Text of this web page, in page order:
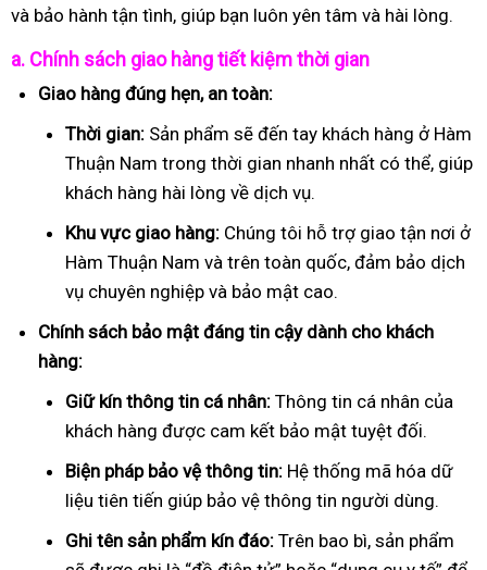
và bảo hành tận tình, giúp bạn luôn yên tâm và hài lòng.
a. Chính sách giao hàng tiết kiệm thời gian
Giao hàng đúng hẹn, an toàn:
Thời gian: Sản phẩm sẽ đến tay khách hàng ở Hàm
Thuận Nam trong thời gian nhanh nhất có thể, giúp
khách hàng hài lòng về dịch vụ.
Khu vực giao hàng: Chúng tôi hỗ trợ giao tận nơi ở
Hàm Thuận Nam và trên toàn quốc, đảm bảo dịch
vụ chuyên nghiệp và bảo mật cao.
Chính sách bảo mật đáng tin cậy dành cho khách
hàng:
Giữ kín thông tin cá nhân: Thông tin cá nhân của
khách hàng được cam kết bảo mật tuyệt đối.
Biện pháp bảo vệ thông tin: Hệ thống mã hóa dữ
liệu tiên tiến giúp bảo vệ thông tin người dùng.
Ghi tên sản phẩm kín đáo: Trên bao bì, sản phẩm